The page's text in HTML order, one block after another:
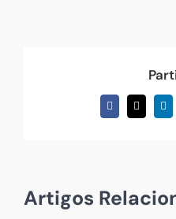
Facebook
X
Artigos